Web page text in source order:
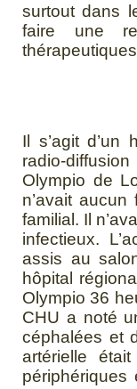
surtout dans
faire une
Il s’agit d’un
radio-
Olympio de
n’avait
familial. Il
infectieux.
assis au
hôpital
Olympio 36
CHU a noté
céphalées et
artérielle
périphériques